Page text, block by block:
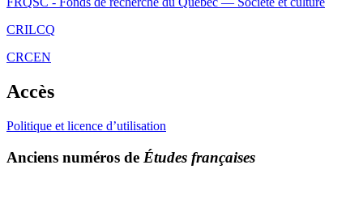
CRILCQ
CRCEN
Accès
Politique et licence d’utilisation
Anciens numéros de Études françaises